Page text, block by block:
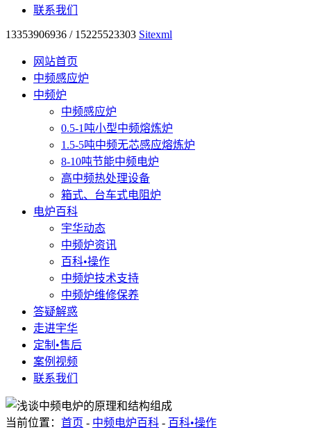
联系我们
13353906936 / 15225523303 Sitexml
网站首页
中频感应炉
中频炉
中频感应炉
0.5-1吨小型中频熔炼炉
1.5-5吨中频无芯感应熔炼炉
8-10吨节能中频电炉
高中频热处理设备
箱式、台车式电阻炉
电炉百科
宇华动态
中频炉资讯
百科•操作
中频炉技术支持
中频炉维修保养
答疑解惑
走进宇华
定制•售后
案例视频
联系我们
当前位置： 首页 - 中频电炉百科 - 百科•操作